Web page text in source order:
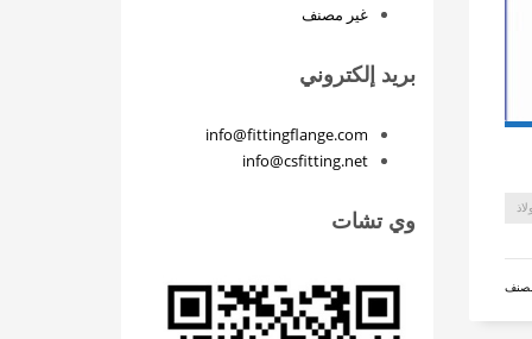
غير مصنف
بريد إلكتروني
info@fittingflange.com
info@csfitting.net
وي تشات